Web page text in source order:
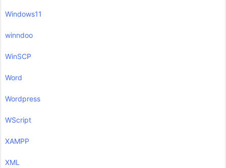
Windows11
winndoo
WinSCP
Word
Wordpress
WScript
XAMPP
XML